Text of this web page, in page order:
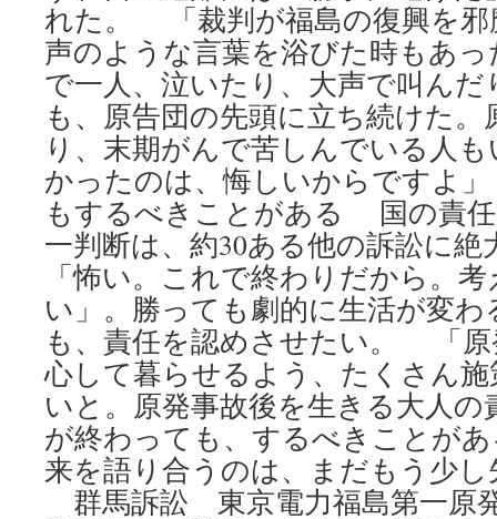
れた。 「裁判が福島の復興を邪
声のような言葉を浴びた時もあ
で一人、泣いたり、大声で叫ん
も、原告団の先頭に立ち続けた
り、末期がんで苦しんでいる人
かったのは、悔しいからですよ
もするべきことがある 国の責
一判断は、約30ある他の訴訟に
「怖い。これで終わりだから。
い」。勝っても劇的に生活が変
も、責任を認めさせたい。 「原
心して暮らせるよう、たくさん
いと。原発事故後を生きる大人
が終わっても、するべきことが
来を語り合うのは、まだもう少
群馬訴訟 東京電力福島第一原